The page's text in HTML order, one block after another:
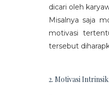
dicari oleh
Misalnya saja
motivasi
tersebut
2. Motivasi Intrinsik